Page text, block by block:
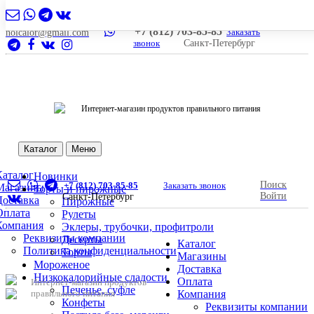
nolcalor@gmail.com +7 (812) 703-85-85 Заказать
звонок
Санкт-Петербург
Интернет-магазин продуктов правильного питания
Каталог Меню
Реквизиты компании
Политика конфиденциальности
Новинки
Торты и пирожные
Пирожные
Рулеты
Эклеры, трубочки, профитроли
Десерты
Торты
Мороженое
Низкокалорийные сладости
Печенье, суфле
Конфеты
+7 (812) 703-85-85
Заказать звонок
Санкт-Петербург
Поиск
Войти
Интернет-магазин продуктов
правильного питания
Каталог
Магазины
Доставка
Оплата
Компания
Реквизиты компании